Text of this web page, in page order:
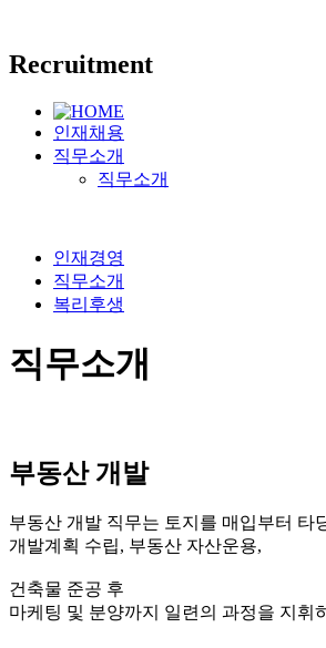
Recruitment
인재채용
직무소개
직무소개
인재경영
직무소개
복리후생
직무소개
부동산 개발
부동산 개발 직무는 토지를 매입부터 타
개발계획 수립, 부동산 자산운용,
건축물 준공 후
마케팅 및 분양까지 일련의 과정을 지휘